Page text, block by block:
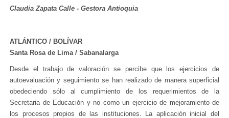
Claudia Zapata Calle - Gestora Antioquia
ATLÁNTICO / BOLÍVAR
Santa Rosa de Lima / Sabanalarga
Desde el trabajo de valoración se percibe que los ejercicios de
autoevaluación y seguimiento se han realizado de manera superficial
obedeciendo sólo al cumplimiento de los requerimientos de la
Secretaria de Educación y no como un ejercicio de mejoramiento de
los procesos propios de las instituciones. La aplicación inicial del